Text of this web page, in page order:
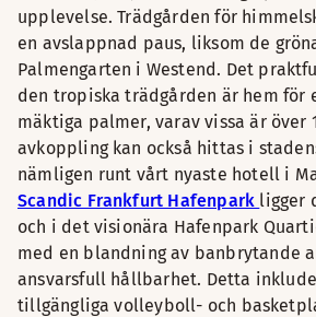
upplevelse. Trädgården för
en avslappnad paus, liksom de
Palmengarten i Westend. Det
den tropiska trädgården är hem för
mäktiga palmer, varav vissa är över
avkoppling kan också hittas i
nämligen runt vårt nyaste hotell i
Scandic Frankfurt Hafenpark ligger
och i det visionära Hafenpark
med en blandning av banbrytande
ansvarsfull hållbarhet. Detta
tillgängliga volleyboll- och